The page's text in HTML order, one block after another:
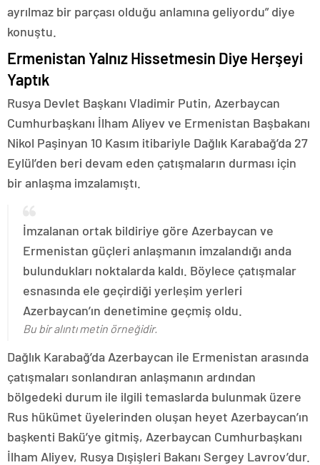
ayrılmaz bir parçası olduğu anlamına geliyordu” diye
konuştu.
Ermenistan Yalnız Hissetmesin Diye Herşeyi
Yaptık
Rusya Devlet Başkanı Vladimir Putin, Azerbaycan
Cumhurbaşkanı İlham Aliyev ve Ermenistan Başbakanı
Nikol Paşinyan 10 Kasım itibariyle Dağlık Karabağ’da 27
Eylül’den beri devam eden çatışmaların durması için
bir anlaşma imzalamıştı.
İmzalanan ortak bildiriye göre Azerbaycan ve
Ermenistan güçleri anlaşmanın imzalandığı anda
bulundukları noktalarda kaldı. Böylece çatışmalar
esnasında ele geçirdiği yerleşim yerleri
Azerbaycan’ın denetimine geçmiş oldu.
Bu bir alıntı metin örneğidir.
Dağlık Karabağ’da Azerbaycan ile Ermenistan arasında
çatışmaları sonlandıran anlaşmanın ardından
bölgedeki durum ile ilgili temaslarda bulunmak üzere
Rus hükümet üyelerinden oluşan heyet Azerbaycan’ın
başkenti Bakü’ye gitmiş, Azerbaycan Cumhurbaşkanı
İlham Aliyev, Rusya Dışişleri Bakanı Sergey Lavrov’dur.